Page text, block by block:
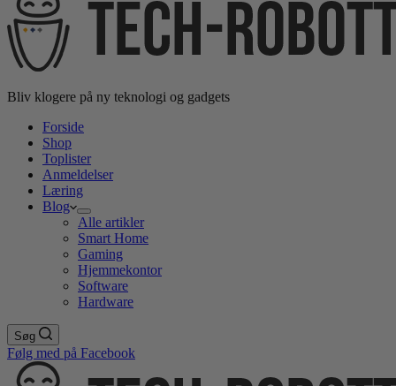
Bliv klogere på ny teknologi og gadgets
Forside
Shop
Toplister
Anmeldelser
Læring
Blog
Alle artikler
Smart Home
Gaming
Hjemmekontor
Software
Hardware
Søg
Følg med på Facebook